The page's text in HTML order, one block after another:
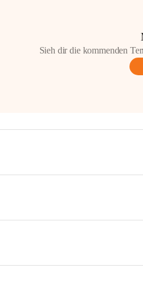
Sieh dir die kommenden